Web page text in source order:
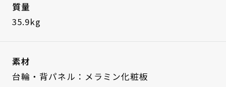
質量
35.9kg
素材
台輪・背パネル：メラミン化粧板